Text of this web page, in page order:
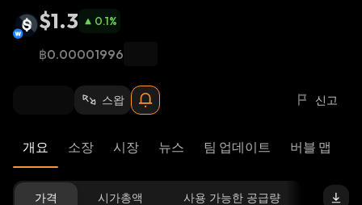
$1.3 0.1%
฿0.00001996
스왑 신고
개요 소장 시장 뉴스 팀 업데이트 버블 맵
가격 시가총액 사용 가능한 공급량